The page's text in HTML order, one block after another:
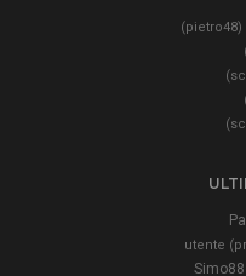
(pietro48)
utente
Simo88